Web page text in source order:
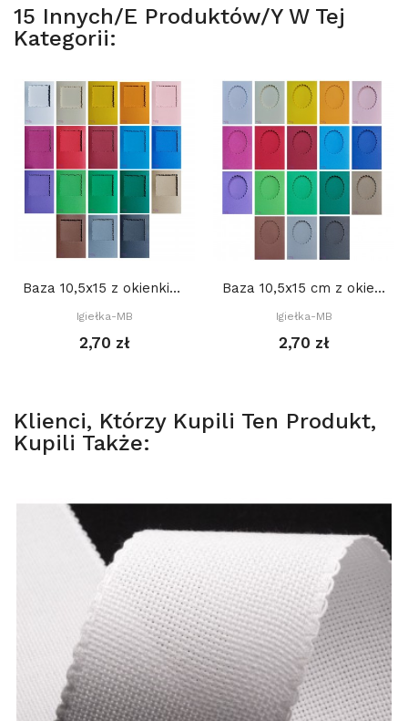
15 Innych/e Produktów/y W Tej
Kategorii:
Baza 10,5x15 z okienkiem KWADRAT DEKORACYJNY...
Igiełka-MB
2,70 zł
Baza 10,5x15 cm z okienkiem: OWAL DEKORACYJNY...
Igiełka-MB
2,70 zł
Klienci, Którzy Kupili Ten Produkt,
Kupili Także: